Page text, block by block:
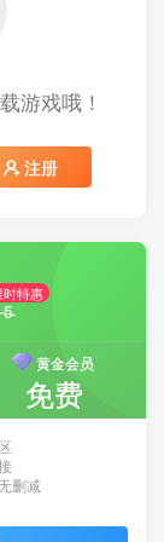
游戏哦！
注册
时特惠
黄金会员
免费
删减